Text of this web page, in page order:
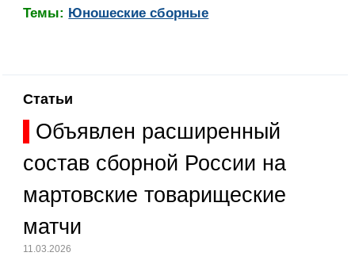
Темы: Юношеские сборные
Статьи
Объявлен расширенный
состав сборной России на
мартовские товарищеские
матчи
11.03.2026